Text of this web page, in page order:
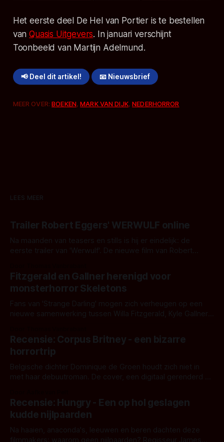
Het eerste deel De Hel van Portieris te bestellen
vanQuasis Uitgevers. In januari verschijnt
Toonbeeld van Martijn Adelmund.
📢 Deel dit artikel! 📧 Nieuwsbrief
MEER OVER:BOEKEN,MARK VAN DIJK,NEDERHORROR
LEES MEER
Trailer Robert Eggers' WERWULF online
Na maanden van teasers en stills is hij er eindelijk: de
eerste trailer van 'Werwulf'. De nieuwe film van Robert
kille stijl vol folklore en mythe. Het topic deze keer is (kon
het het al raden?)... de weerwolf. Kijk je mee?
Fitzgerald en Gallner herenigd voor
monsterhorror Skeletons
Fans van 'Strange Darling' mogen zich verheugen op een
nieuwe samenwerking tussen Willa Fitzgerald, Kyle Gallner
'Skeletons', een nieuwe creature feature waarvoor de
opnames zijn gestart in Australië.
Recensie: Corpus Britney - een bizarre
horrortrip
Belgische dichter Dominique de Groen houdt zich niet in
met haar debuutroman. De cover, een digitaal gerenderd en
achtergrond, belooft iets kleurrijks maar onheilspellends,
iets ongrijpbaars. En dat maakt De Groen met ieder woord
waar.
Recensie: Hungry - Een op hol geslagen
kudde nijlpaarden
Na haaien, anaconda's, leeuwen en beren dachten deze